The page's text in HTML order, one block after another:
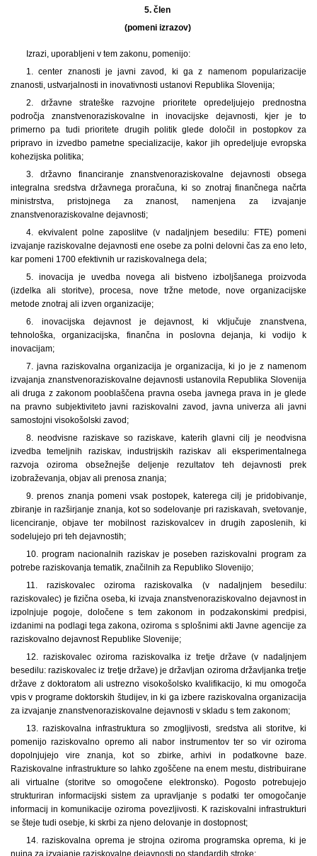
5. člen
(pomeni izrazov)
Izrazi, uporabljeni v tem zakonu, pomenijo:
1. center znanosti je javni zavod, ki ga z namenom popularizacije
znanosti, ustvarjalnosti in inovativnosti ustanovi Republika Slovenija;
2. državne strateške razvojne prioritete opredeljujejo prednostna
področja znanstvenoraziskovalne in inovacijske dejavnosti, kjer je to
primerno pa tudi prioritete drugih politik glede določil in postopkov za
pripravo in izvedbo pametne specializacije, kakor jih opredeljuje evropska
kohezijska politika;
3. državno financiranje znanstvenoraziskovalne dejavnosti obsega
integralna sredstva državnega proračuna, ki so znotraj finančnega načrta
ministrstva, pristojnega za znanost, namenjena za izvajanje
znanstvenoraziskovalne dejavnosti;
4. ekvivalent polne zaposlitve (v nadaljnjem besedilu: FTE) pomeni
izvajanje raziskovalne dejavnosti ene osebe za polni delovni čas za eno leto,
kar pomeni 1700 efektivnih ur raziskovalnega dela;
5. inovacija je uvedba novega ali bistveno izboljšanega proizvoda
(izdelka ali storitve), procesa, nove tržne metode, nove organizacijske
metode znotraj ali izven organizacije;
6. inovacijska dejavnost je dejavnost, ki vključuje znanstvena,
tehnološka, organizacijska, finančna in poslovna dejanja, ki vodijo k
inovacijam;
7. javna raziskovalna organizacija je organizacija, ki jo je z namenom
izvajanja znanstvenoraziskovalne dejavnosti ustanovila Republika Slovenija
ali druga z zakonom pooblaščena pravna oseba javnega prava in je glede
na pravno subjektiviteto javni raziskovalni zavod, javna univerza ali javni
samostojni visokošolski zavod;
8. neodvisne raziskave so raziskave, katerih glavni cilj je neodvisna
izvedba temeljnih raziskav, industrijskih raziskav ali eksperimentalnega
razvoja oziroma obsežnejše deljenje rezultatov teh dejavnosti prek
izobraževanja, objav ali prenosa znanja;
9. prenos znanja pomeni vsak postopek, katerega cilj je pridobivanje,
zbiranje in razširjanje znanja, kot so sodelovanje pri raziskavah, svetovanje,
licenciranje, objave ter mobilnost raziskovalcev in drugih zaposlenih, ki
sodelujejo pri teh dejavnostih;
10. program nacionalnih raziskav je poseben raziskovalni program za
potrebe raziskovanja tematik, značilnih za Republiko Slovenijo;
11. raziskovalec oziroma raziskovalka (v nadaljnjem besedilu:
raziskovalec) je fizična oseba, ki izvaja znanstvenoraziskovalno dejavnost in
izpolnjuje pogoje, določene s tem zakonom in podzakonskimi predpisi,
izdanimi na podlagi tega zakona, oziroma s splošnimi akti Javne agencije za
raziskovalno dejavnost Republike Slovenije;
12. raziskovalec oziroma raziskovalka iz tretje države (v nadaljnjem
besedilu: raziskovalec iz tretje države) je državljan oziroma državljanka tretje
države z doktoratom ali ustrezno visokošolsko kvalifikacijo, ki mu omogoča
vpis v programe doktorskih študijev, in ki ga izbere raziskovalna organizacija
za izvajanje znanstvenoraziskovalne dejavnosti v skladu s tem zakonom;
13. raziskovalna infrastruktura so zmogljivosti, sredstva ali storitve, ki
pomenijo raziskovalno opremo ali nabor instrumentov ter so vir oziroma
dopolnjujejo vire znanja, kot so zbirke, arhivi in podatkovne baze.
Raziskovalne infrastrukture so lahko zgoščene na enem mestu, distribuirane
ali virtualne (storitve so omogočene elektronsko). Pogosto potrebujejo
strukturiran informacijski sistem za upravljanje s podatki ter omogočanje
informacij in komunikacije oziroma povezljivosti. K raziskovalni infrastrukturi
se šteje tudi osebje, ki skrbi za njeno delovanje in dostopnost;
14. raziskovalna oprema je strojna oziroma programska oprema, ki je
nujna za izvajanje raziskovalne dejavnosti po standardih stroke;